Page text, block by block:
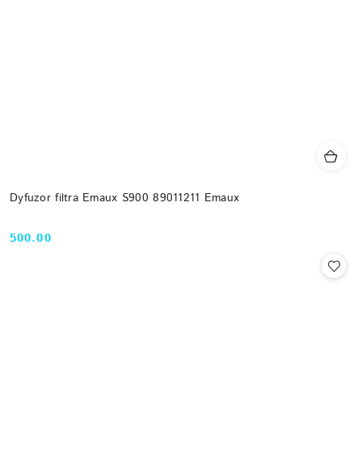
Dyfuzor filtra Emaux S900 89011211 Emaux
Cena:
500.00